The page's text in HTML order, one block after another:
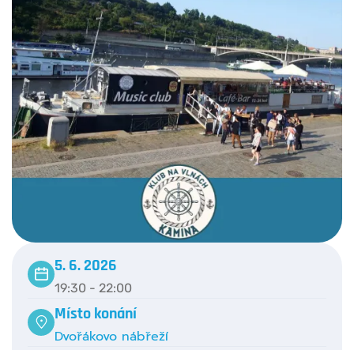
5. 6. 2026
19:30 - 22:00
Místo konání
Dvořákovo nábřeží